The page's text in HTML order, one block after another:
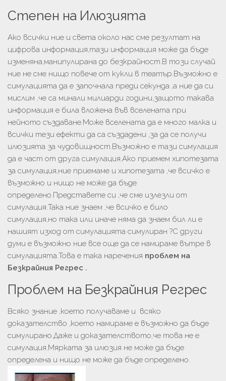
Степен на Илюзията
Ако всички ние и света около нас сме резултат на
цифрова информация,тази информация може да бъде
изменяна,манипулирана до безкрайност.В този случай
ние не сме нищо повече от кукли в театър.Възможно е
симулацията да е започнала преди секунда ,а ние да си
мислим ,че са минали милиарди години,защото такава
информация е била вложена във вселената при
нейното създаване.Може вселената да е много малка и
всички тези ефекти да са създадени ,за да се получи
илюзията за чудовищност.Възможно е тази симулация
да е част от друга симулация.Ако приемем хипотезата
за симулация,ние приемаме и хипотезата ,че всичко е
възможно и нищо не може да бъде
определено.Представете си ,че сме излезли от
симулация.Така ние знаем ,че всичко е било
симулация,но така или иначе няма да знаем бил ли е
нашият изход от симулацията симулиран ?С други
думи е възможно ние все още да се намираме вътре в
симулацията.Това е така наречения проблем на
Безкрайния Регрес .
Проблем на Безкрайния Регрес
Всяко знание ,което получаваме и всяко
доказателство ,което намираме е възможно да бъде
симулирано.Даже и доказателството,че това не е
симулация.Мярката за илюзия не може да бъде
определена и нищо не може да бъде определено.